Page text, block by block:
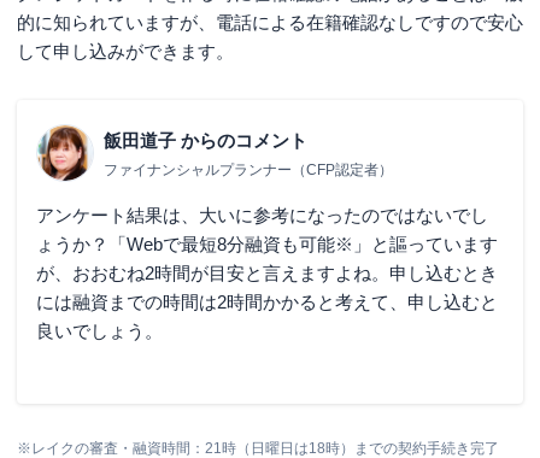
的に知られていますが、電話による在籍確認なしですので安心
して申し込みができます。
飯田道子 からのコメント
ファイナンシャルプランナー（CFP認定者）
アンケート結果は、大いに参考になったのではないでし
ょうか？「Webで最短8分融資も可能※ 」と謳っています
が、おおむね2時間が目安と言えますよね。申し込むとき
には融資までの時間は2時間かかると考えて、申し込むと
良いでしょう。
※レイクの審査・融資時間：21時（日曜日は18時）までの契約手続き完了